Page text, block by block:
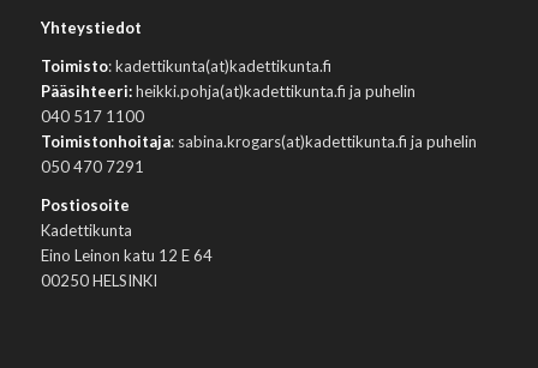
Yhteystiedot
Toimisto: kadettikunta(at)kadettikunta.fi
Pääsihteeri:heikki.pohja(at)kadettikunta.fi ja puhelin
040 517 1100
Toimistonhoitaja: sabina.krogars(at)kadettikunta.fi ja puhelin
050 470 7291
Postiosoite
Kadettikunta
Eino Leinon katu 12 E 64
00250 HELSINKI